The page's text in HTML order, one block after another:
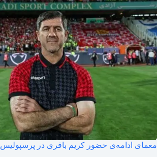
معمای ادامه‌ی حضور کریم باقری در پرسپولیس